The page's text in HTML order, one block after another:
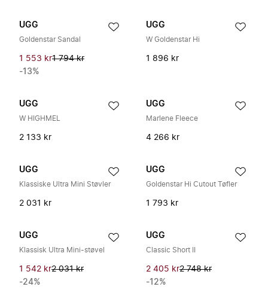
UGG
Goldenstar Sandal
1 553 kr1 794 kr
-13%
UGG
W Goldenstar Hi
1 896 kr
UGG
W HIGHMEL
2 133 kr
UGG
Marlene Fleece
4 266 kr
UGG
Klassiske Ultra Mini Støvler
2 031 kr
UGG
Goldenstar Hi Cutout Tøfler
1 793 kr
UGG
Klassisk Ultra Mini-støvel
1 542 kr2 031 kr
-24%
UGG
Classic Short II
2 405 kr2 748 kr
-12%